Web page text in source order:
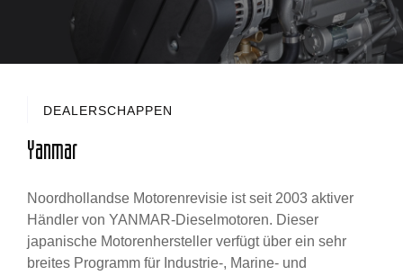
DEALERSCHAPPEN
Yanmar
Noordhollandse Motorenrevisie ist seit 2003 aktiver
Händler von YANMAR-Dieselmotoren. Dieser
japanische Motorenhersteller verfügt über ein sehr
breites Programm für Industrie-, Marine- und